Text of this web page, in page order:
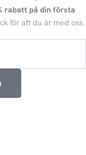
rabatt på din första
för att du är med oss.